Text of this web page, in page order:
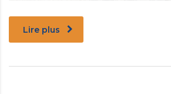
Lire plus